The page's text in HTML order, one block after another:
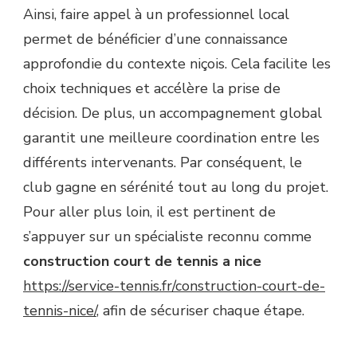
Ainsi, faire appel à un professionnel local
permet de bénéficier d’une connaissance
approfondie du contexte niçois. Cela facilite les
choix techniques et accélère la prise de
décision. De plus, un accompagnement global
garantit une meilleure coordination entre les
différents intervenants. Par conséquent, le
club gagne en sérénité tout au long du projet.
Pour aller plus loin, il est pertinent de
s’appuyer sur un spécialiste reconnu comme
construction court de tennis a nice
https://service-tennis.fr/construction-court-de-
tennis-nice/, afin de sécuriser chaque étape.